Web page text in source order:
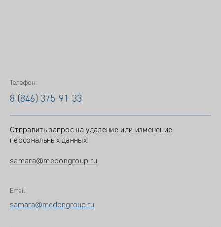
Телефон:
8 (846) 375-91-33
Отправить запрос на удаление или изменение
персональных данных:
samara@medongroup.ru
Email:
samara@medongroup.ru